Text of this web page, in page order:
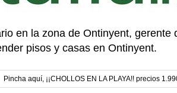
en la zona de Ontinyent,
pisos y casas en Ontinyent.
Pincha aquí, ¡¡CHOLLOS EN LA PLAYA!! precios